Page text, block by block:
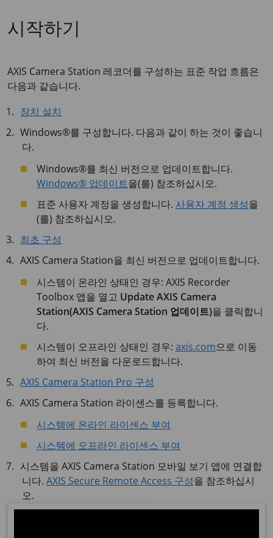
시작하기
AXIS Camera Station 레코더를 구성하는 표준 작업 흐름은
다음과 같습니다.
장치 설치
Windows®를 구성합니다. 다음과 같이 하는 것이 좋습니
다.
Windows®를 최신 버전으로 업데이트합니다.
Windows® 업데이트을(를) 참조하십시오.
표준 사용자 계정을 생성합니다. 사용자 계정 생성을
(를) 참조하십시오.
최초 구성
AXIS Camera Station을 최신 버전으로 업데이트합니다.
시스템이 온라인 상태인 경우: AXIS Recorder
Toolbox 앱을 열고 Update AXIS Camera
Station(AXIS Camera Station 업데이트)을 클릭합니
다.
시스템이 오프라인 상태인 경우: axis.com으로 이동
하여 최신 버전을 다운로드합니다.
AXIS Camera Station Pro 구성
AXIS Camera Station 라이센스를 등록합니다.
시스템에 온라인 라이센스 부여
시스템에 오프라인 라이센스 부여
시스템을 AXIS Camera Station 모바일 보기 앱에 연결합
니다. AXIS Secure Remote Access 구성을 참조하십시
오.